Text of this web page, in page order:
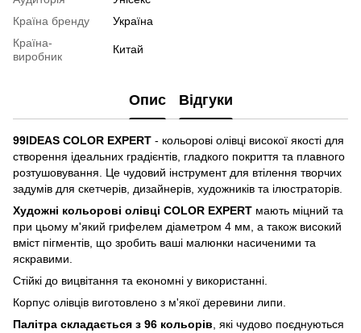
Країна бренду
Україна
Країна-
виробник
Китай
Опис Відгуки
99IDEAS COLOR EXPERT - кольорові олівці високої якості для
створення ідеальних градієнтів, гладкого покриття та плавного
розтушовування. Це чудовий інструмент для втілення творчих
задумів для скетчерів, дизайнерів, художників та ілюстраторів.
Художні кольорові олівці COLOR EXPERT мають міцний та
при цьому м'який грифелем діаметром 4 мм, а також високий
вміст пігментів, що зробить ваші малюнки насиченими та
яскравими.
Стійкі до вицвітання та економні у використанні.
Корпус олівців виготовлено з м'якої деревини липи.
Палітра складається з 96 кольорів , які чудово поєднуються